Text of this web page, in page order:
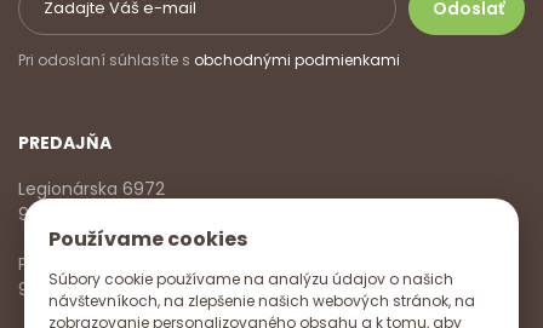
Používame cookies
Súbory cookie používame na analýzu údajov o našich
návštevníkoch, na zlepšenie našich webových stránok, na
zobrazovanie personalizovaného obsahu a k tomu, aby
Pri odoslaní súhlasíte s obchodnými podmienkami
PREDAJŇA
Legionárska 6972
911 01 Trenčín
Pondelok - Piatok
9:00 - 17:00